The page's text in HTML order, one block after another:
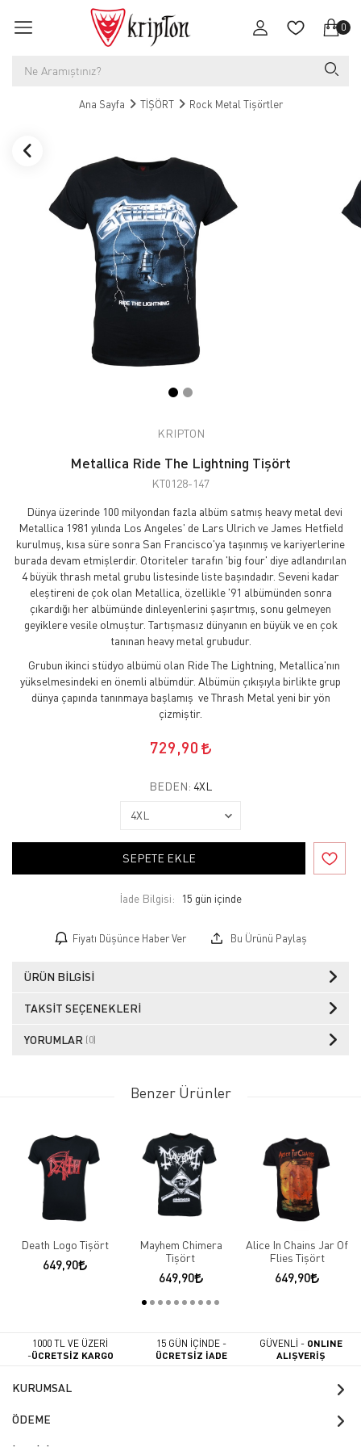
0
Ana Sayfa TİŞÖRT Rock Metal Tişörtler
KRIPTON
Metallica Ride The Lightning Tişört
KT0128-147
Dünya üzerinde 100 milyondan fazla albüm satmış heavy metal devi
Metallica 1981 yılında Los Angeles' de Lars Ulrich ve James Hetfield
kurulmuş, kısa süre sonra San Francisco'ya taşınmış ve kariyerlerine
burada devam etmişlerdir. Otoriteler tarafın 'big four' diye adlandırılan
4 büyük thrash metal grubu listesinde liste başındadır. Seveni kadar
eleştireni de çok olan Metallica, özellikle '91 albümünden sonra
çıkardığı her albümünde dinleyenlerini şaşırtmış, sonu gelmeyen
geyiklere vesile olmuştur. Tartışmasız dünyanın en büyük ve en çok
tanınan heavy metal grubudur.
Grubun ikinci stüdyo albümü olan Ride The Lightning, Metallica'nın
yükselmesindeki en önemli albümdür. Albümün çıkışıyla birlikte grup
dünya çapında tanınmaya başlamış ve Thrash Metal yeni bir yön
çizmiştir.
729,90
BEDEN: 4XL
SEPETE EKLE
İade Bilgisi:
Fiyatı Düşünce Haber Ver Bu Ürünü Paylaş
ÜRÜN BILGISI
TAKSIT SEÇENEKLERI
YORUMLAR (0)
Benzer Ürünler
Death Logo Tişört
649,90
Mayhem Chimera
Tişört
649,90
Alice In Chains Jar Of
Flies Tişört
649,90
1000 TL VE ÜZERİ
-ÜCRETSİZ KARGO
15 GÜN İÇİNDE -
ÜCRETSİZ İADE
GÜVENLİ - ONLINE
ALIŞVERİŞ
KURUMSAL
ÖDEME